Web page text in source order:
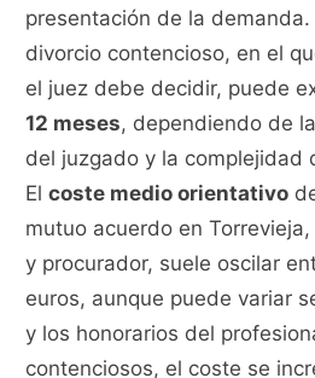
presentación de la demanda.
divorcio contencioso, en el
el juez debe decidir, puede
12 meses, dependiendo de
del juzgado y la complejidad
Elcoste medio orientativo
mutuo acuerdo en
y procurador, suele oscilar
euros, aunque puede variar
y los honorarios del
contenciosos, el coste se